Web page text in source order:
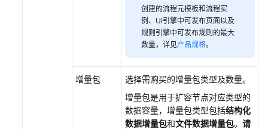
创建的流程元模板和流程实
例、UI引擎中可发布页面以及
规则引擎中可发布规则的最大
数量，详见产品规格。
增量包
选择需购买的增量包类型及数量。
增量包是用于扩容节点对应类型的
数据容量，增量包类型包括结构化
数据增量包和文件数据增量包。 请